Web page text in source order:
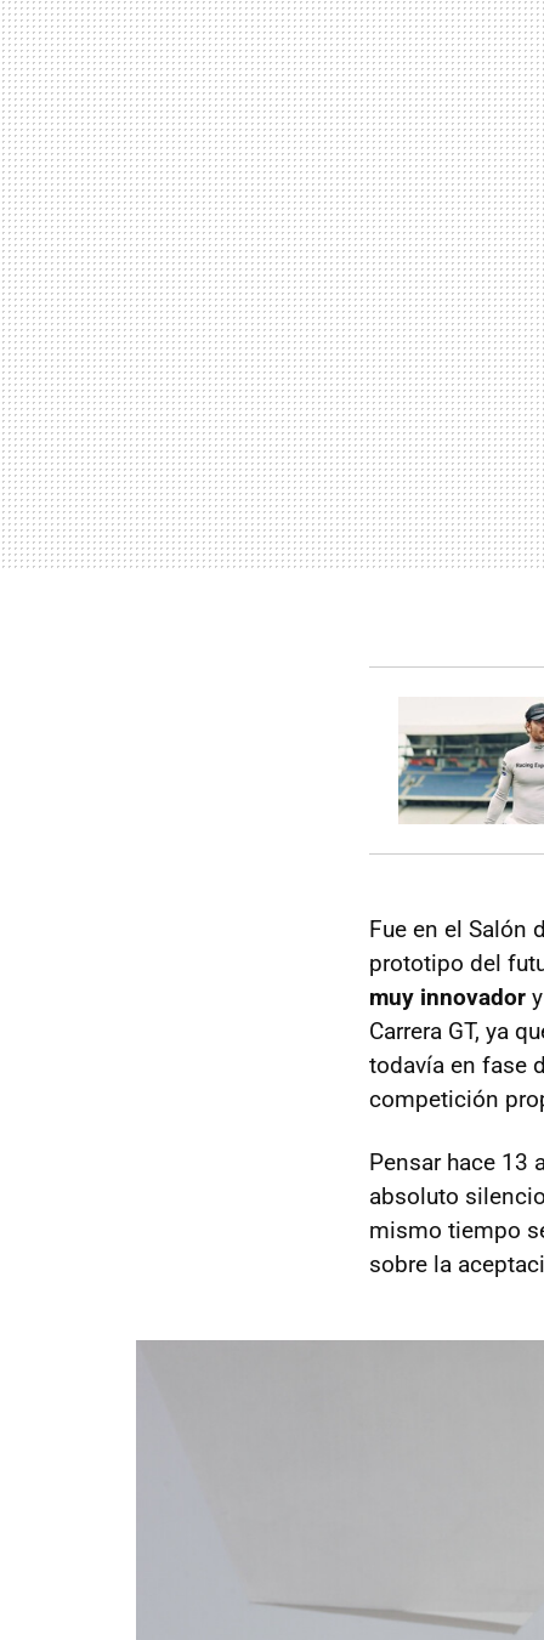
Fue en el Salón
prototipo del
muy innovador
Carrera GT, ya
todavía en fase
competición
Pensar hace 13
absoluto
mismo tiempo
sobre la